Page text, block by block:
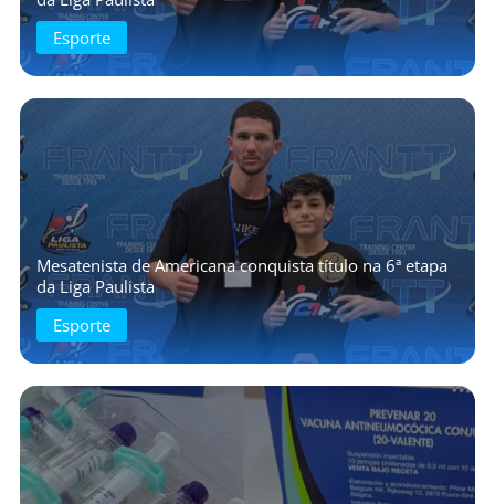
Esporte
Mesatenista de Americana conquista título na 6ª etapa
da Liga Paulista
Esporte